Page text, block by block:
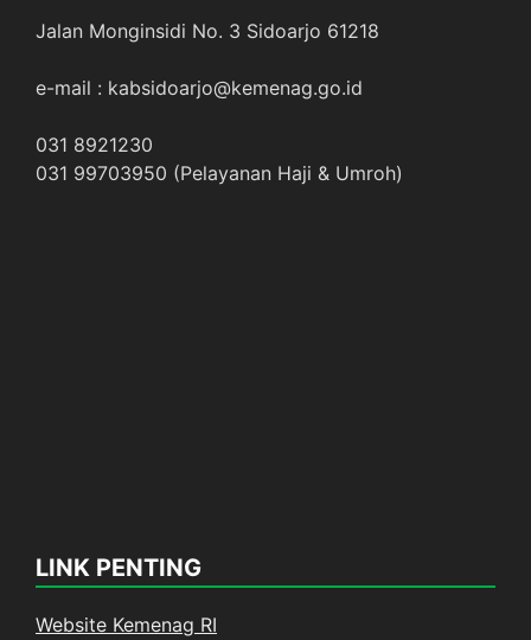
Jalan Monginsidi No. 3 Sidoarjo 61218
e-mail : kabsidoarjo@kemenag.go.id
031 8921230
031 99703950 (Pelayanan Haji & Umroh)
LINK PENTING
Website Kemenag RI